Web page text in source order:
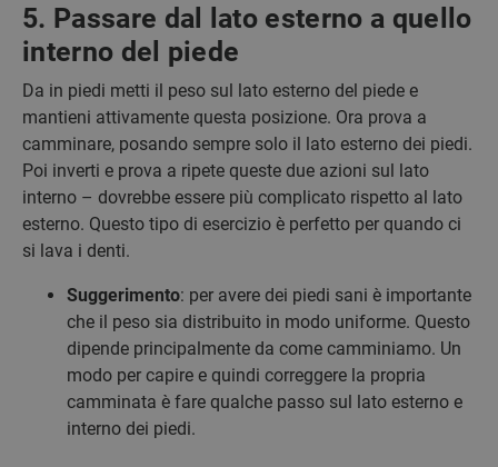
5. Passare dal lato esterno a quello
interno del piede
Da in piedi metti il peso sul lato esterno del piede e
mantieni attivamente questa posizione. Ora prova a
camminare, posando sempre solo il lato esterno dei piedi.
Poi inverti e prova a ripete queste due azioni sul lato
interno – dovrebbe essere più complicato rispetto al lato
esterno. Questo tipo di esercizio è perfetto per quando ci
si lava i denti.
Suggerimento: per avere dei piedi sani è importante
che il peso sia distribuito in modo uniforme. Questo
dipende principalmente da come camminiamo. Un
modo per capire e quindi correggere la propria
camminata è fare qualche passo sul lato esterno e
interno dei piedi.